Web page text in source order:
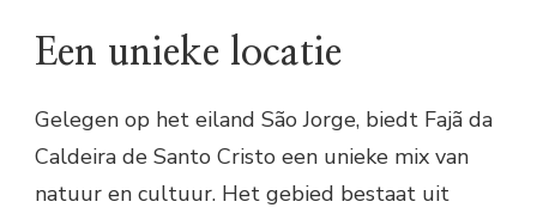
Een unieke locatie
Gelegen op het eiland São Jorge, biedt Fajã da
Caldeira de Santo Cristo een unieke mix van
natuur en cultuur. Het gebied bestaat uit